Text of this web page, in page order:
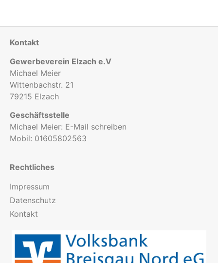
Kontakt
Gewerbeverein Elzach e.V
Michael Meier
Wittenbachstr. 21
79215 Elzach
Geschäftsstelle
Michael Meier: E-Mail schreiben
Mobil: 01605802563
Rechtliches
Impressum
Datenschutz
Kontakt